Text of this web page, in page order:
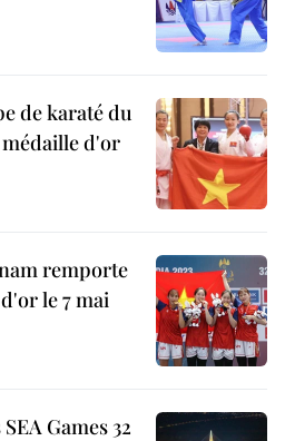
de karaté du
d'or
remporte
le 7 mai
Games 32